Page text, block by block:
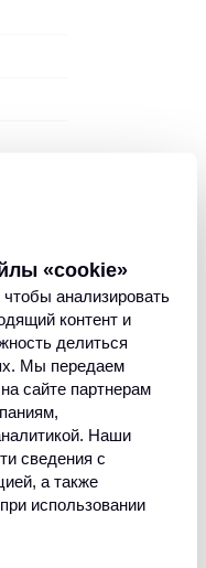
«сookie»
анализировать
контент и
делиться
Мы передаем
сайте партнерам
Наши
сведения с
а также
использовании